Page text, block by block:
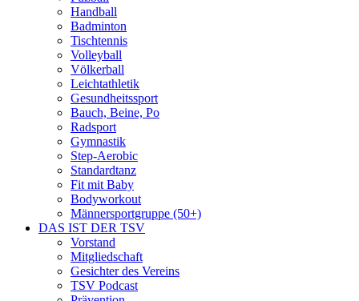
Handball
Badminton
Tischtennis
Volleyball
Völkerball
Leichtathletik
Gesundheitssport
Bauch, Beine, Po
Radsport
Gymnastik
Step-Aerobic
Standardtanz
Fit mit Baby
Bodyworkout
Männersportgruppe (50+)
DAS IST DER TSV
Vorstand
Mitgliedschaft
Gesichter des Vereins
TSV Podcast